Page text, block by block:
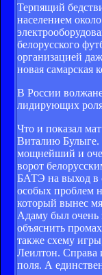
Терпящий
населением
белорусского
организацией
новая самарская
В России
лидирующих
Что и показал
Виталию Булыге.
мощнейший и
ворот
БАТЭ на выход в
особых проблем
который вынес
Адаму был очень
объяснить
также схему
Леилтон. Справа
поля. А